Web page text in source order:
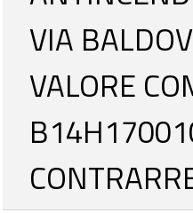
VIA
VALORE